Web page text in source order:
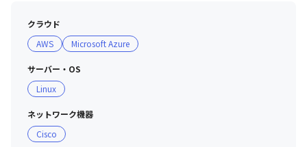
クラウド
AWS
Microsoft Azure
サーバー・OS
Linux
ネットワーク機器
Cisco